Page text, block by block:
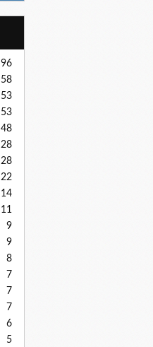
96
58
53
53
48
28
28
22
14
11
9
9
8
7
7
7
6
5